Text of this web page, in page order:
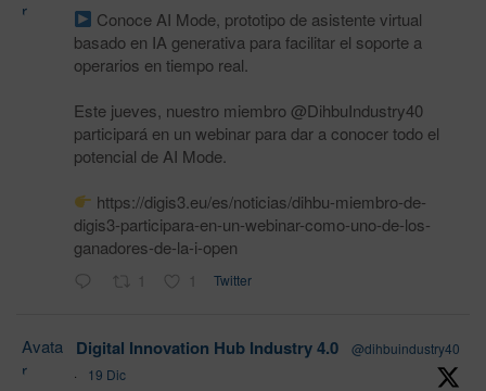
r
Conoce AI Mode, prototipo de asistente virtual
basado en IA generativa para facilitar el soporte a
operarios en tiempo real.
Este jueves, nuestro miembro @DihbuIndustry40
participará en un webinar para dar a conocer todo el
potencial de AI Mode.
https://digis3.eu/es/noticias/dihbu-miembro-de-
digis3-participara-en-un-webinar-como-uno-de-los-
ganadores-de-la-i-open
1 1 Twitter
Avata
r
Digital Innovation Hub Industry 4.0
@dihbuindustry40
·
19 Dic